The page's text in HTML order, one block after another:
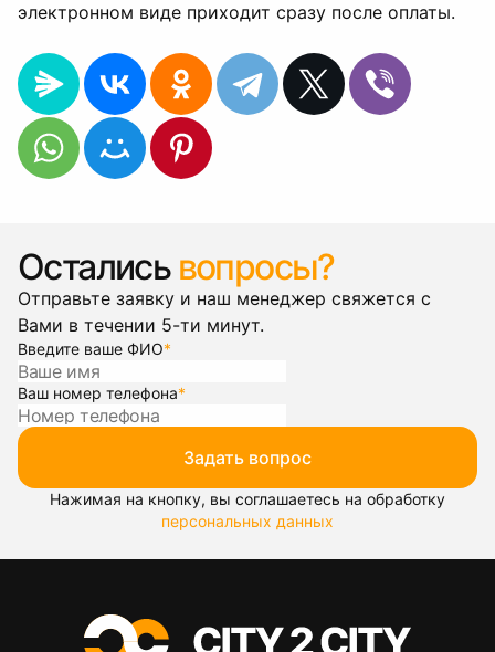
электронном виде приходит сразу после оплаты.
Остались вопросы?
Отправьте заявку и наш менеджер свяжется с
Вами в течении 5-ти минут.
Введите ваше ФИО*
Ваш номер телефона*
Задать вопрос
Нажимая на кнопку, вы соглашаетесь на обработку
персональных данных